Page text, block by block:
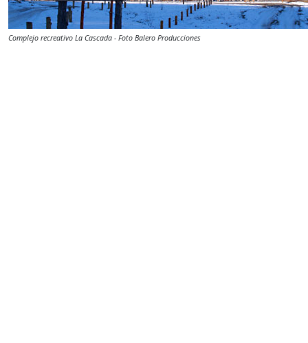
Complejo recreativo La Cascada - Foto Balero Producciones